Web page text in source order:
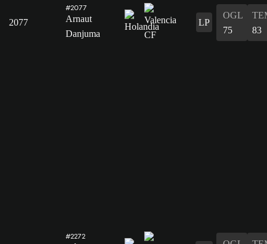
2077
#2077
Arnaut
Danjuma
LP
OGL
75
83
#2272